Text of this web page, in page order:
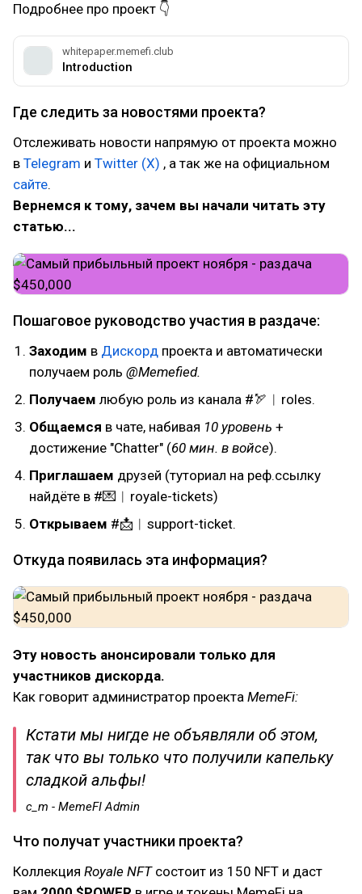
Подробнее про проект 👇
whitepaper.memefi.club
Introduction
Где следить за новостями проекта?
Отслеживать новости напрямую от проекта можно
в Telegram и Twitter (X) , а так же на официальном
сайте.
Вернемся к тому, зачем вы начали читать эту
статью...
Пошаговое руководство участия в раздаче:
Заходим в Дискорд проекта и автоматически
получаем роль @Memefied.
Получаем любую роль из канала #⁠🏹︱roles.
Общаемся в чате, набивая 10 уровень +
достижение "Chatter" (60 мин. в войсе).
Приглашаем друзей (туториал на реф.ссылку
найдёте в #💌︱royale-tickets)
Открываем #📩︱support-ticket.
Откуда появилась эта информация?
Эту новость анонсировали только для
участников дискорда.
Как говорит администратор проекта MemeFi:
Кстати мы нигде не объявляли об этом,
так что вы только что получили капельку
сладкой альфы!
c_m - MemeFI Admin
Что получат участники проекта?
Коллекция Royale NFTсостоит из 150 NFT и даст